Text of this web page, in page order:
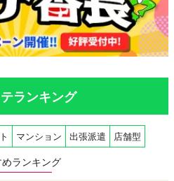
ランキング
マンション 出張派遣 店舗型
ランキング